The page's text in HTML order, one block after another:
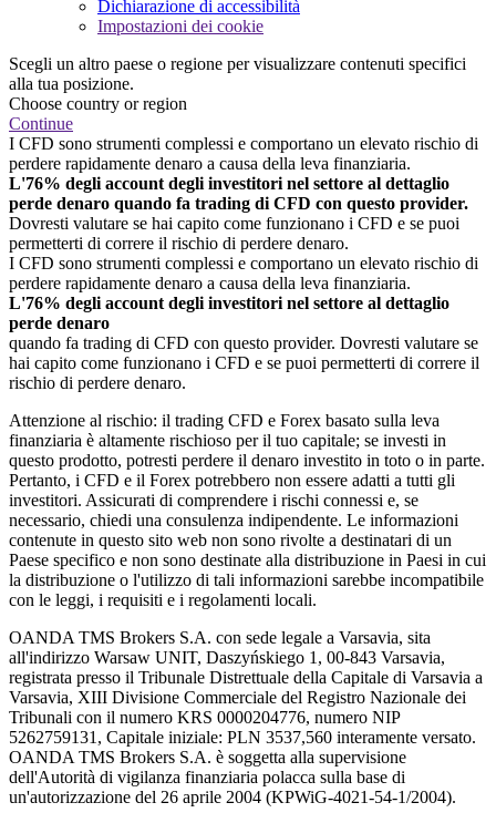
Dichiarazione di accessibilità
Impostazioni dei cookie
Scegli un altro paese o regione per visualizzare contenuti specifici
alla tua posizione.
Choose country or region
Continue
I CFD sono strumenti complessi e comportano un elevato rischio di
perdere rapidamente denaro a causa della leva finanziaria.
L'76% degli account degli investitori nel settore al dettaglio
perde denaro quando fa trading di CFD con questo provider.
Dovresti valutare se hai capito come funzionano i CFD e se puoi
permetterti di correre il rischio di perdere denaro.
I CFD sono strumenti complessi e comportano un elevato rischio di
perdere rapidamente denaro a causa della leva finanziaria.
L'76% degli account degli investitori nel settore al dettaglio
perde denaro
quando fa trading di CFD con questo provider. Dovresti valutare se
hai capito come funzionano i CFD e se puoi permetterti di correre il
rischio di perdere denaro.
Attenzione al rischio: il trading CFD e Forex basato sulla leva
finanziaria è altamente rischioso per il tuo capitale; se investi in
questo prodotto, potresti perdere il denaro investito in toto o in parte.
Pertanto, i CFD e il Forex potrebbero non essere adatti a tutti gli
investitori. Assicurati di comprendere i rischi connessi e, se
necessario, chiedi una consulenza indipendente. Le informazioni
contenute in questo sito web non sono rivolte a destinatari di un
Paese specifico e non sono destinate alla distribuzione in Paesi in cui
la distribuzione o l'utilizzo di tali informazioni sarebbe incompatibile
con le leggi, i requisiti e i regolamenti locali.
OANDA TMS Brokers S.A. con sede legale a Varsavia, sita
all'indirizzo Warsaw UNIT, Daszyńskiego 1, 00-843 Varsavia,
registrata presso il Tribunale Distrettuale della Capitale di Varsavia a
Varsavia, XIII Divisione Commerciale del Registro Nazionale dei
Tribunali con il numero KRS 0000204776, numero NIP
5262759131, Capitale iniziale: PLN 3537,560 interamente versato.
OANDA TMS Brokers S.A. è soggetta alla supervisione
dell'Autorità di vigilanza finanziaria polacca sulla base di
un'autorizzazione del 26 aprile 2004 (KPWiG-4021-54-1/2004).